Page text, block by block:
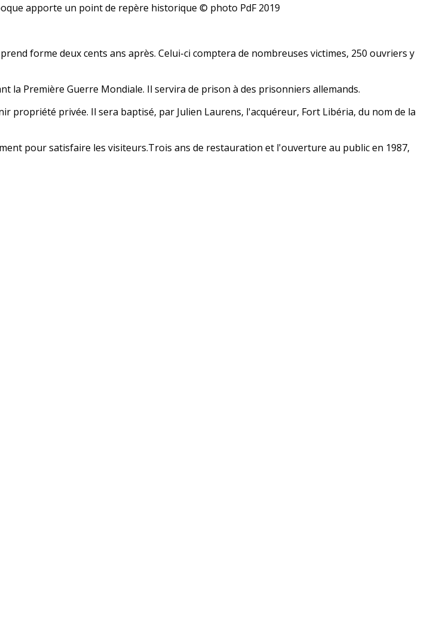
apporte un point de repère historique © photo PdF 2019
forme deux cents ans après. Celui-ci comptera de nombreuses victimes, 250 ouvriers y
la Première Guerre Mondiale. Il servira de prison à des prisonniers allemands.
propriété privée. Il sera baptisé, par Julien Laurens, l'acquéreur, Fort Libéria, du nom de la
pour satisfaire les visiteurs.Trois ans de restauration et l'ouverture au public en 1987,